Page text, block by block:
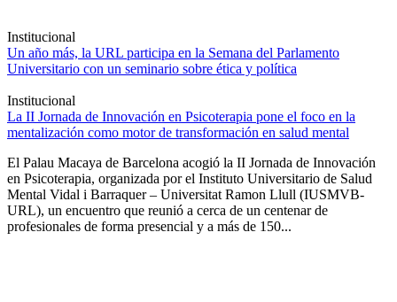
Institucional
Un año más, la URL participa en la Semana del Parlamento
Universitario con un seminario sobre ética y política
Institucional
La II Jornada de Innovación en Psicoterapia pone el foco en la
mentalización como motor de transformación en salud mental
El Palau Macaya de Barcelona acogió la II Jornada de Innovación
en Psicoterapia, organizada por el Instituto Universitario de Salud
Mental Vidal i Barraquer – Universitat Ramon Llull (IUSMVB-
URL), un encuentro que reunió a cerca de un centenar de
profesionales de forma presencial y a más de 150...